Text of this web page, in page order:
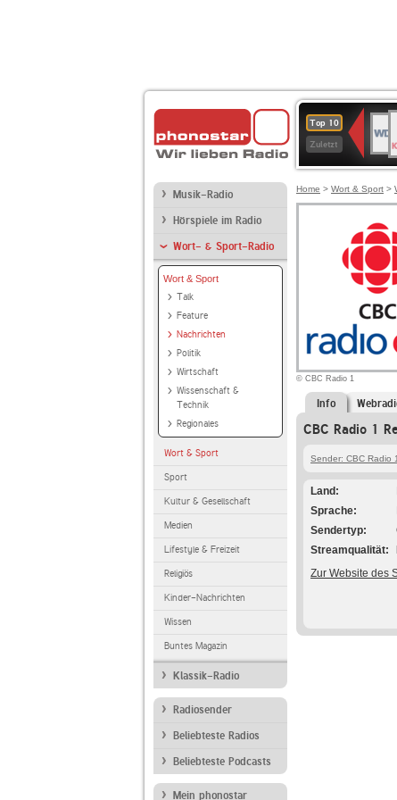
Top 10
Zuletzt
4
Musik-Radio
Hörspiele im Radio
Wort- & Sport-Radio
Wort & Sport
Talk
Feature
Nachrichten
Politik
Wirtschaft
Wissenschaft &
Technik
Regionales
Wort & Sport
Sport
Kultur & Gesellschaft
Medien
Lifestyle & Freizeit
Religiös
Kinder-Nachrichten
Wissen
Buntes Magazin
Klassik-Radio
Radiosender
Beliebteste Radios
Beliebteste Podcasts
Mein phonostar
Home > Wort & Sport >
© CBC Radio 1
Info
CBC Radio 1
Sender: CBC Radio 1
Land
Sprache
Sendertyp
Streamqualität
Zur Website des